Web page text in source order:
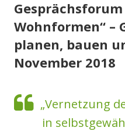
Gesprächsforum
Wohnformen“ –
planen, bauen
November 2018
„Vernetzung
in